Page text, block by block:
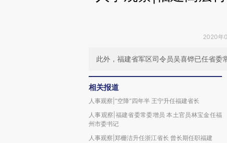
2020年
此外，福建省军区司令员吴喜铧已任省委
相关报道
人事观察|“空降”四年半 王宁升任福建省长
人事观察|福建省委常委增员 本土官员林宝金任福
州市委书记
人事观察|郑栅洁升任浙江省长 曾长期任职福建